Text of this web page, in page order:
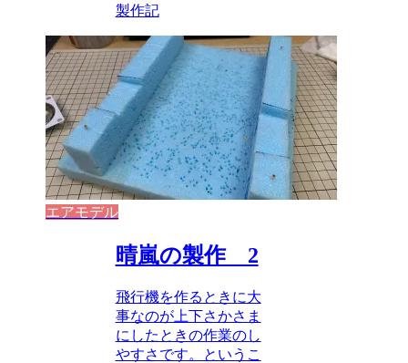
製作記
エアモデル
晴嵐の製作 2
飛行機を作るときに大
事なのが上下さかさま
にしたときの作業のし
やすさです。というこ